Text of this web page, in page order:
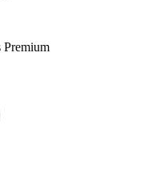
Premium